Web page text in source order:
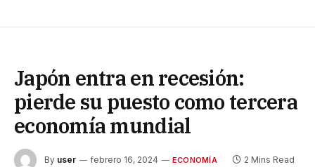
Japón entra en recesión:
pierde su puesto como tercera
economía mundial
By user febrero 16, 2024 ECONOMÍA 2 Mins Read